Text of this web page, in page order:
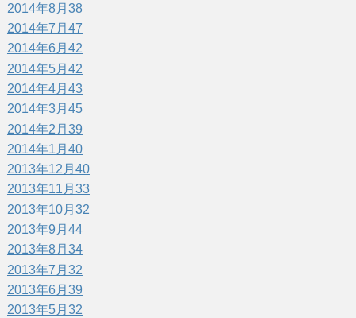
2014年8月 38
2014年7月 47
2014年6月 42
2014年5月 42
2014年4月 43
2014年3月 45
2014年2月 39
2014年1月 40
2013年12月 40
2013年11月 33
2013年10月 32
2013年9月 44
2013年8月 34
2013年7月 32
2013年6月 39
2013年5月 32